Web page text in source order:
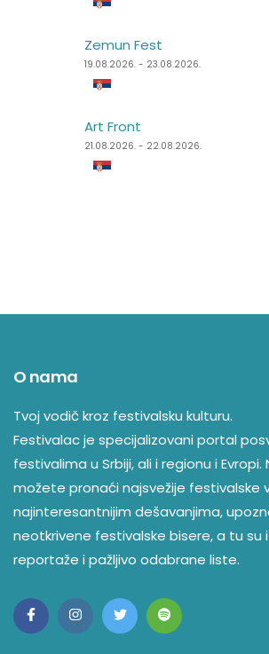
Zemun Fest
19.08.2026. - 23.08.2026.
Art Front
21.08.2026. - 22.08.2026.
Sea Dance Festival
24.08.2026. - 27.08.2026.
Dimensions Festival
27.08.2026. - 31.08.2026.
O nama
Tvoj vodič kroz festivalsku kulturu.
Festivalac je specijalizovani portal
festivalima u Srbiji, ali i regionu i
možete pronaći najsvežije festivalske
najinteresantnijim dešavanjima,
neotkrivene festivalske bisere, a tu su
reportaže i pažljivo odabrane liste.